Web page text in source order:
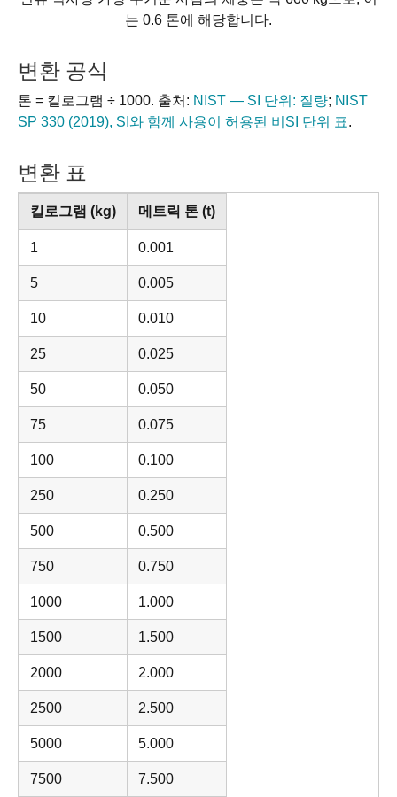
는 0.6 톤에 해당합니다.
변환 공식
톤 = 킬로그램 ÷ 1000. 출처: NIST — SI 단위: 질량; NIST
SP 330 (2019), SI와 함께 사용이 허용된 비SI 단위 표.
변환 표
킬로그램 (kg) 메트릭 톤 (t)
1 0.001
5 0.005
10 0.010
25 0.025
50 0.050
75 0.075
100 0.100
250 0.250
500 0.500
750 0.750
1000 1.000
1500 1.500
2000 2.000
2500 2.500
5000 5.000
7500 7.500